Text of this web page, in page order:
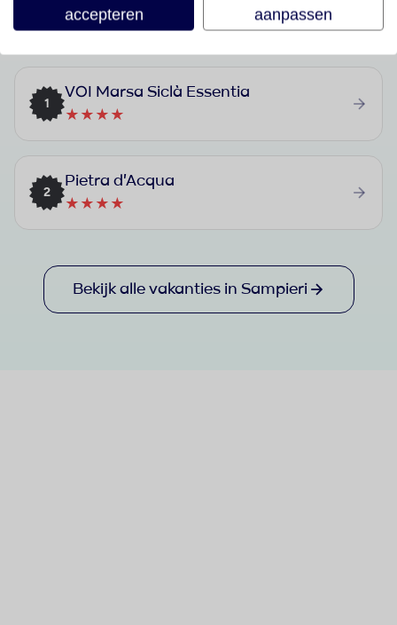
Best geboekte vakanties in Sampieri
1
VOI Marsa Siclà Essentia
★★★★
2
Pietra d'Acqua
★★★★
Bekijk alle vakanties in Sampieri
accepteren
aanpassen